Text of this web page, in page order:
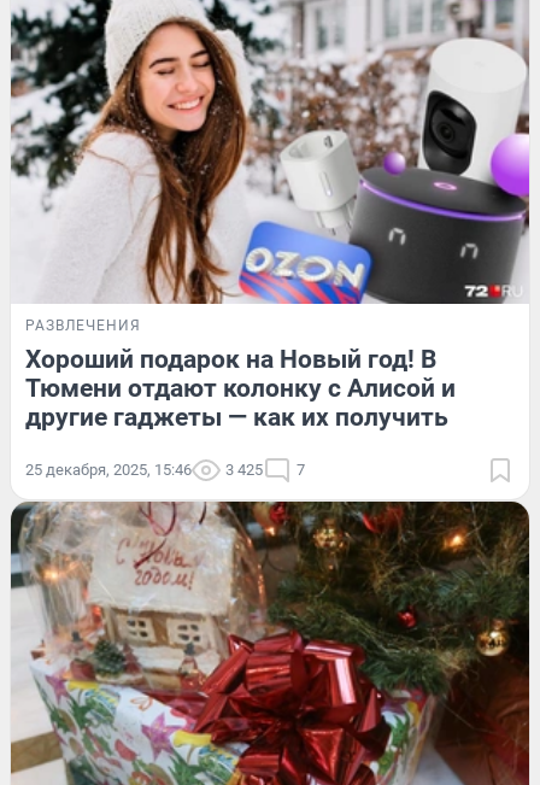
РАЗВЛЕЧЕНИЯ
Хороший подарок на Новый год! В
Тюмени отдают колонку с Алисой и
другие гаджеты — как их получить
25 декабря, 2025, 15:46 3 425 7